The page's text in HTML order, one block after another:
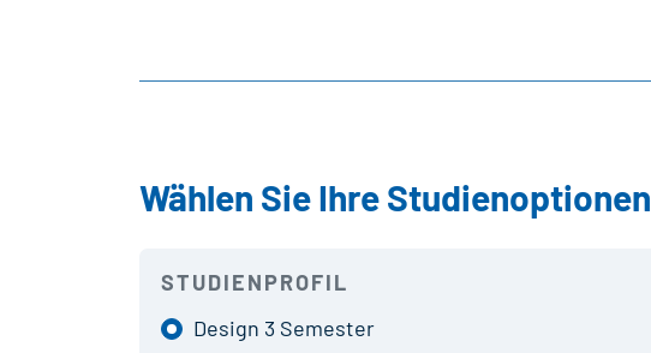
Wählen Sie Ihre Studienoptionen
STUDIENPROFIL
Design 3 Semester